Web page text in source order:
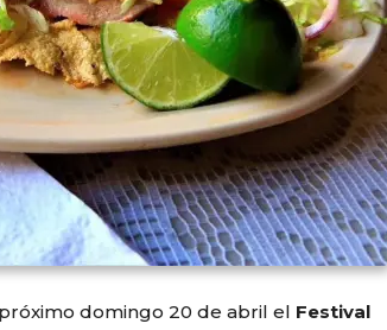
domingo 20 de abril el Festival